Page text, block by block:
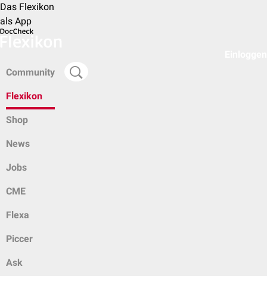
Das Flexikon
als App
Community
Flexikon
Shop
News
Jobs
CME
Flexa
Piccer
Ask